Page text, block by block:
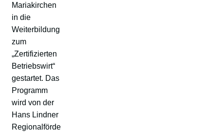
Mariakirchen
in die
Weiterbildung
zum
„Zertifizierten
Betriebswirt“
gestartet. Das
Programm
wird von der
Hans Lindner
Regionalförde